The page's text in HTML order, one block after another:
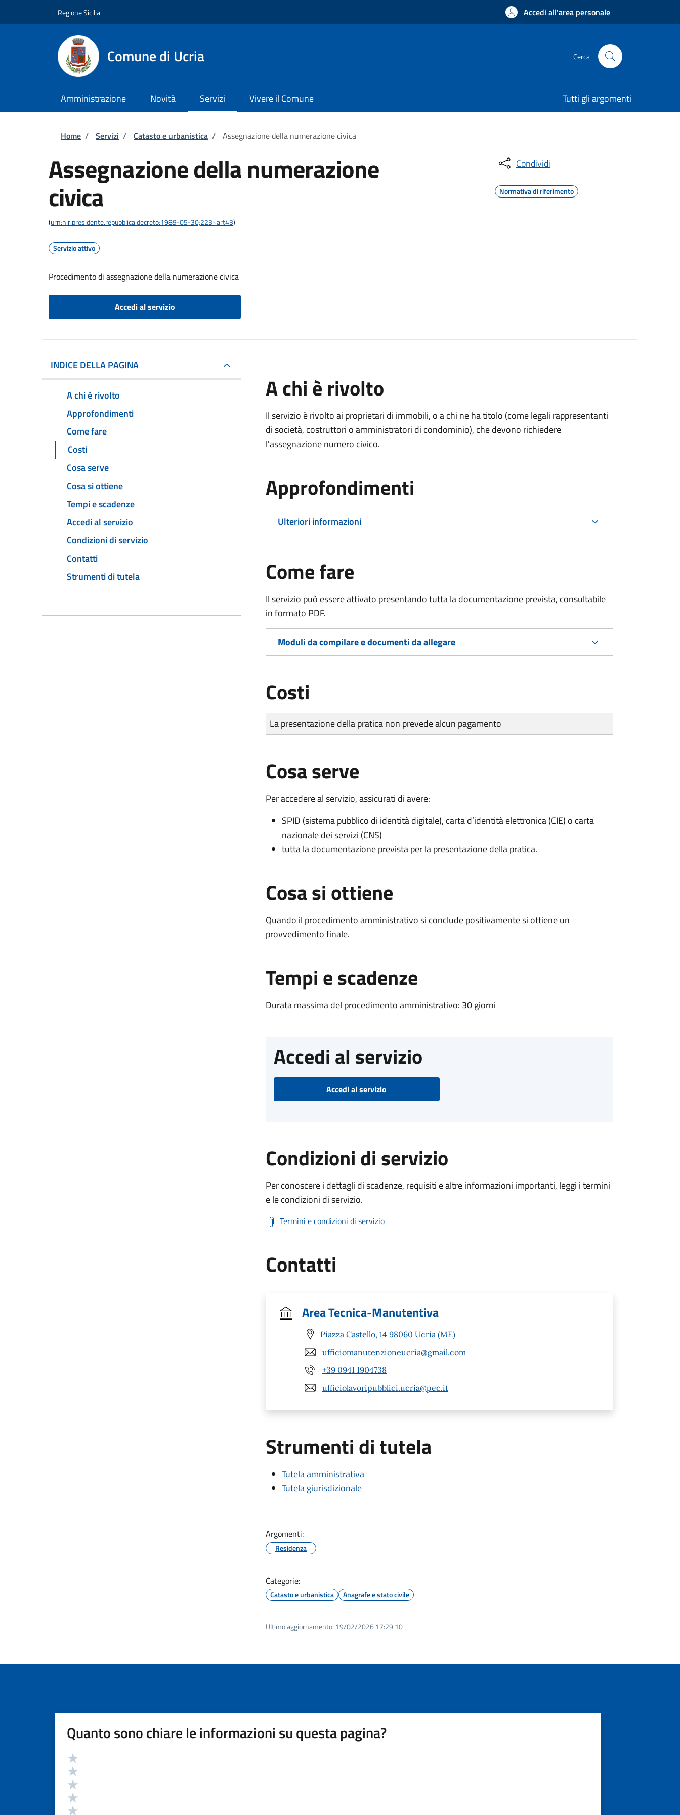
Regione Sicilia Accedi all'area personale
Comune di Ucria Cerca
Amministrazione Novità Servizi Vivere il Comune Tutti gli argomenti
Briciole di pane
Home / Servizi / Catasto e urbanistica / Assegnazione della numerazione civica
Assegnazione della numerazione
civica
(urn:nir:presidente.repubblica:decreto:1989-05-30;223~art43)
Servizio attivo
Procedimento di assegnazione della numerazione civica
Accedi al servizio
Condividi
Normativa di riferimento
INDICE DELLA PAGINA
A chi è rivolto
Approfondimenti
Come fare
Costi
Cosa serve
Cosa si ottiene
Tempi e scadenze
Accedi al servizio
Condizioni di servizio
Contatti
Strumenti di tutela
A chi è rivolto
Il servizio è rivolto ai proprietari di immobili, o a chi ne ha titolo (come legali rappresentanti
di società, costruttori o amministratori di condominio), che devono richiedere
l'assegnazione numero civico.
Approfondimenti
Ulteriori informazioni
Come fare
Il servizio può essere attivato presentando tutta la documentazione prevista, consultabile
in formato PDF.
Moduli da compilare e documenti da allegare
Costi
Tipo di pagamento
Importo
La presentazione della pratica non prevede alcun pagamento
Cosa serve
Per accedere al servizio, assicurati di avere:
SPID (sistema pubblico di identità digitale), carta d’identità elettronica (CIE) o carta
nazionale dei servizi (CNS)
tutta la documentazione prevista per la presentazione della pratica.
Cosa si ottiene
Quando il procedimento amministrativo si conclude positivamente si ottiene un
provvedimento finale.
Tempi e scadenze
Durata massima del procedimento amministrativo: 30 giorni
Accedi al servizio
Accedi al servizio
Condizioni di servizio
Per conoscere i dettagli di scadenze, requisiti e altre informazioni importanti, leggi i termini
e le condizioni di servizio.
Termini e condizioni di servizio
Contatti
Area Tecnica-Manutentiva
Piazza Castello, 14 98060 Ucria (ME)
ufficiomanutenzioneucria@gmail.com
+39 0941 1904738
ufficiolavoripubblici.ucria@pec.it
Strumenti di tutela
Tutela amministrativa
Tutela giurisdizionale
Argomenti:
Residenza
Categorie:
Catasto e urbanistica Anagrafe e stato civile
Ultimo aggiornamento: 19/02/2026 17:29.10
Quanto sono chiare le informazioni su questa pagina?
Valutazione